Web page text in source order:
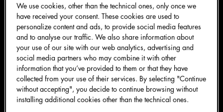
视为墨西哥街头音乐（mariachi）的故乡，举办众多大
型文化活动，例如瓜达拉哈拉国际电影节、瓜达拉哈拉
国际图书博览会及全球知名的文化活动，吸引大量国际
游客。2015年，瓜达拉哈拉被选为“美洲文化之都”。
瓜达拉哈拉也是体育中心，是墨西哥最受欢迎的足球俱
乐部瓜达拉哈拉竞技俱乐部（C.D Guadalajara）的所
在地。其Arena Coliseo体育馆是热门摔跤表演场馆，
曾在2011年举办泛美运动会（Pan American
We use cookies, other than the technical ones, only once we
have received your consent. These cookies are used to
personalize content and ads, to provide social media features
and to analyse our traffic. We also share information about
your use of our site with our web analytics, advertising and
social media partners who may combine it with other
information that you’ve provided to them or that they have
collected from your use of their services. By selecting "Continue
without accepting", you decide to continue browsing without
installing additional cookies other than the technical ones.